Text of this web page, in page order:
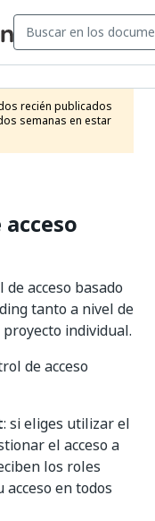
recién publicados
semanas en estar
acceso basado
tanto a nivel de
individual.
de acceso
: si eliges utilizar el
el acceso a
los roles
en todos